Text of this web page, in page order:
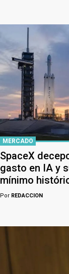
MERCADO
SpaceX
gasto en IA y
mínimo
Por REDACCION